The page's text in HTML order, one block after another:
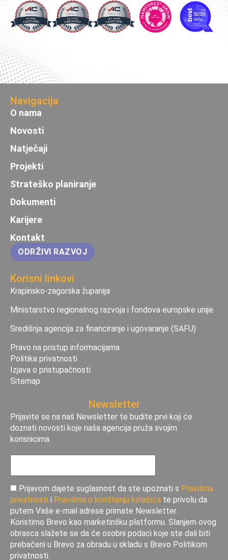
Navigacija
O nama
Novosti
Natječaji
Projekti
Strateško planiranje
Dokumenti
Karijere
Kontakt
ODRŽIVI RAZVOJ
Korisni linkovi
Krapinsko-zagorska županija
Ministarstvo regionalnog razvoja i fondova europske unije
Središnja agencija za financiranje i ugovaranje (SAFU)
Pravo na pristup informacijama
Politika privatnosti
Izjava o pristupačnosti
Sitemap
Newsletter
Prijavite se na naš Newsletter te budite prvi koji će
doznati novosti koje naša agencija pruža svojim
korisnicima.
Prijavom dajete suglasnost da ste upoznati s Pravilima
privatnosti i Pravilima o korištenju kolačića te privolu da
putem Vaše e-mail adrese primate Newsletter.
Koristimo Brevo kao marketinšku platformu. Slanjem ovog
obrasca slažete se da će osobni podaci koje ste dali biti
prebačeni u Brevo za obradu u skladu s Brevo Politikom
privatnosti.